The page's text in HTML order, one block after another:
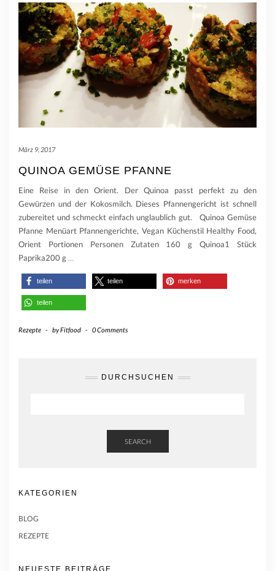
März 9, 2017
QUINOA GEMÜSE PFANNE
Eine Reise in den Orient. Der Quinoa passt perfekt zu den
Gewürzen und der Kokosmilch. Dieses Pfannengericht ist schnell
zubereitet und schmeckt einfach unglaublich gut. Quinoa Gemüse
Pfanne Menüart Pfannengerichte, Vegan Küchenstil Healthy Food,
Orient Portionen Personen Zutaten 160 g Quinoa1 Stück
Paprika200 g
teilen teilen merken
teilen
Rezepte - byFitfood - 0 Comments
DURCHSUCHEN
SEARCH
KATEGORIEN
BLOG
REZEPTE
NEUESTE BEITRÄGE